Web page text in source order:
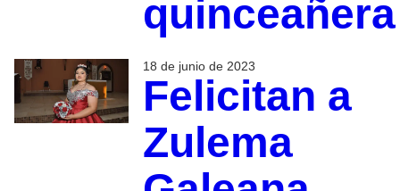
quinceañera
18 de junio de 2023
Felicitan a
Zulema